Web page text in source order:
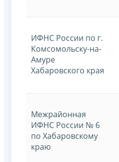
ИФНС России по г.
Комсомольску-на-
Амуре
Хабаровского края
Межрайонная
ИФНС России № 6
по Хабаровскому
краю